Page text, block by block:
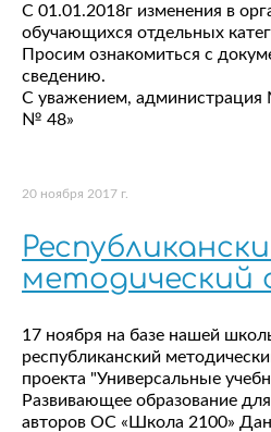
С 01.01.2018г изменения в
обучающихся отдельных
Просим ознакомиться с
сведению.
С уважением,
№ 48»
20 ноября 2017 г.
методический
17 ноября на базе нашей
республиканский
проекта "Универсальные
Развивающее образование
авторов ОС «Школа 2100»